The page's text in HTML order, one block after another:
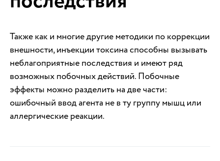
Также как и многие другие методики по коррекции
внешности, инъекции токсина способны вызывать
неблагоприятные последствия и имеют ряд
возможных побочных действий. Побочные
эффекты можно разделить на две части:
ошибочный ввод агента не в ту группу мышц или
аллергические реакции.